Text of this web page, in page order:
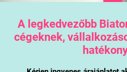
A legkedvezőbb
cégeknek,